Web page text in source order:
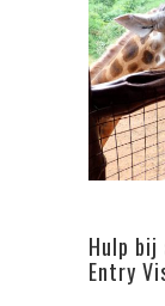
Hulp bij
Entry